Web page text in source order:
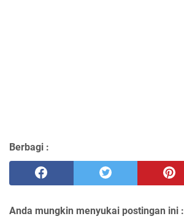
Berbagi :
Anda mungkin menyukai postingan ini :